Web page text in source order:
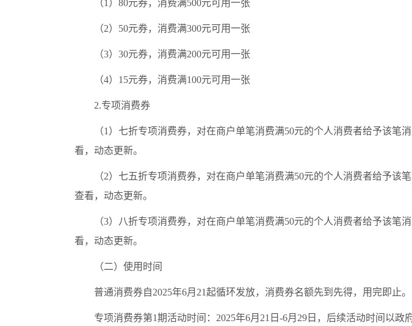
（1）80元券，消费满500元可用一张
（2）50元券，消费满300元可用一张
（3）30元券，消费满200元可用一张
（4）15元券，消费满100元可用一张
2.专项消费券
（1）七折专项消费券，对在商户单笔消费满50元的个人消费者给予该
看，动态更新。
（2）七五折专项消费券，对在商户单笔消费满50元的个人消费者给予
查看，动态更新。
（3）八折专项消费券，对在商户单笔消费满50元的个人消费者给予该
看，动态更新。
（二）使用时间
普通消费券自2025年6月21起循环发放，消费券名额先到先得，用完即止。
专项消费券第1期活动时间：2025年6月21日-6月29日，后续活动时间以政